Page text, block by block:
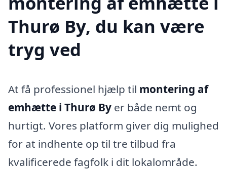
Thurø By, du kan være
tryg ved
At få professionel hjælp til montering af
emhætte i Thurø By er både nemt og
hurtigt. Vores platform giver dig mulighed
for at indhente op til tre tilbud fra
kvalificerede fagfolk i dit lokalområde.